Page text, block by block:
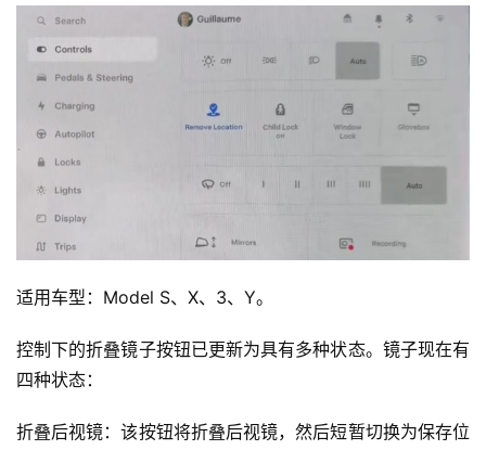
适用车型：Model S、X、3、Y。
控制下的折叠镜子按钮已更新为具有多种状态。镜子现在有
四种状态：
折叠后视镜：该按钮将折叠后视镜，然后短暂切换为保存位